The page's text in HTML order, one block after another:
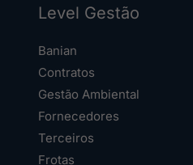
Level Gestão
Banian
Contratos
Gestão Ambiental
Fornecedores
Terceiros
Frotas